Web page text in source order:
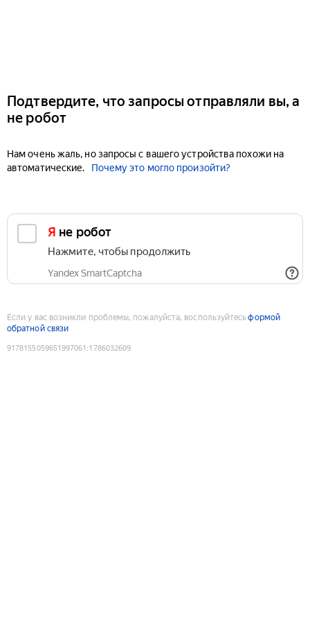
Подтвердите, что запросы отправляли вы, а
не робот
Нам очень жаль, но запросы с вашего устройства похожи на
автоматические.
Почему это могло произойти?
Я не робот
Нажмите, чтобы продолжить
Yandex SmartCaptcha
Если у вас возникли проблемы, пожалуйста, воспользуйтесьформой
обратной связи
9178155059651997061 :1786032609